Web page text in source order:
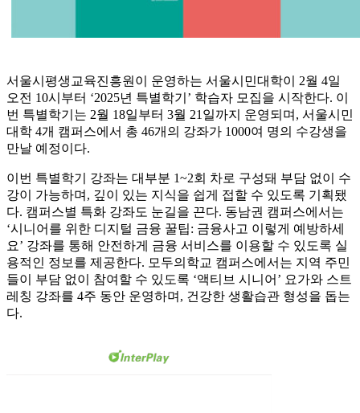
서울시평생교육진흥원이 운영하는 서울시민대학이 2월 4일
오전 10시부터 ‘2025년 특별학기’ 학습자 모집을 시작한다. 이
번 특별학기는 2월 18일부터 3월 21일까지 운영되며, 서울시민
대학 4개 캠퍼스에서 총 46개의 강좌가 1000여 명의 수강생을
만날 예정이다.
이번 특별학기 강좌는 대부분 1~2회 차로 구성돼 부담 없이 수
강이 가능하며, 깊이 있는 지식을 쉽게 접할 수 있도록 기획됐
다. 캠퍼스별 특화 강좌도 눈길을 끈다. 동남권 캠퍼스에서는
‘시니어를 위한 디지털 금융 꿀팁: 금융사고 이렇게 예방하세
요’ 강좌를 통해 안전하게 금융 서비스를 이용할 수 있도록 실
용적인 정보를 제공한다. 모두의학교 캠퍼스에서는 지역 주민
들이 부담 없이 참여할 수 있도록 ‘액티브 시니어’ 요가와 스트
레칭 강좌를 4주 동안 운영하며, 건강한 생활습관 형성을 돕는
다.